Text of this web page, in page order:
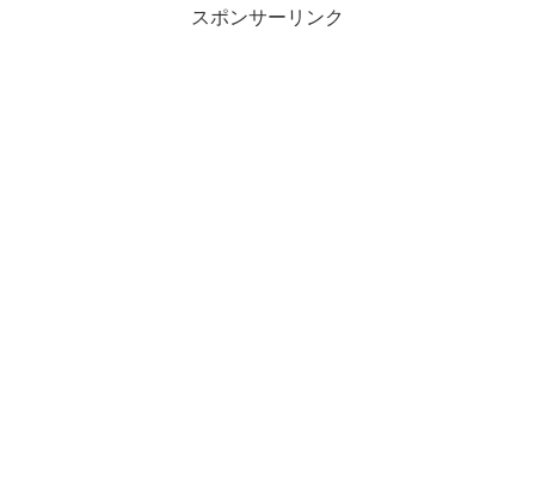
スポンサーリンク